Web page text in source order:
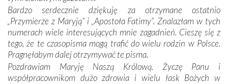
przynajmniej w życiu duchowym. Odstępstwo owocuje
nieszczęściem i śmiercią. Te uniwersalne prawdy
przychodziły na myśl, gdy słuchaliśmy opowieści
przewodników o portugalskich monarchach i wodzach,
zwycięskich bitwach i nieszczęśliwych losach grzesznych
kochanków.
Byli tym razem pośród Apostołów Fatimy reprezentanci
Bardzo serdecznie dziękuję za otrzymane ostatnio
„Przymierze z Maryją” i „Apostoła Fatimy”. Znalazłam w tych
numerach wiele interesujących mnie zagadnień. Cieszę się z
tego, że te czasopisma mogą trafić do wielu rodzin w Polsce.
Pragnęłabym dalej otrzymywać te pisma.
Pozdrawiam Maryję Naszą Królową. Życzę Panu i
współpracownikom dużo zdrowia i wielu łask Bożych w